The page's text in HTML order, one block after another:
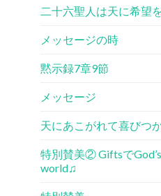
二十六聖人は天に希望
メッセージの時
黙示録7章9節
メッセージ
天にあこがれて喜びつ
特別賛美② Giftsで
world♫